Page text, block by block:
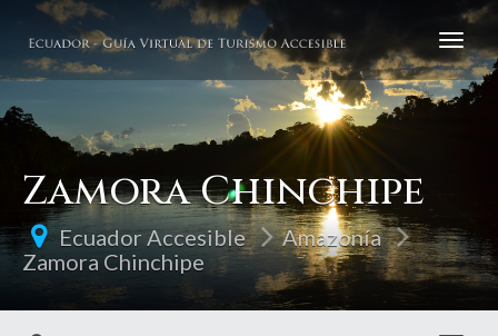
Zamora Chinchipe
Ecuador Accesible
Amazonía
Zamora Chinchipe